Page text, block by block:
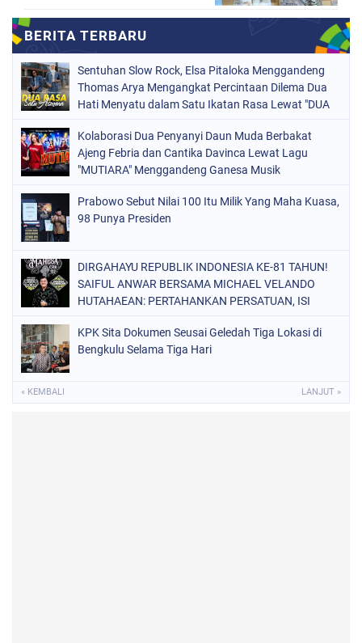
Sentuhan Slow Rock, Elsa Pitaloka Menggandeng
Thomas Arya Mengangkat Percintaan Dilema Dua
Hati Menyatu dalam Satu Ikatan Rasa Lewat "DUA
Kolaborasi Dua Penyanyi Daun Muda Berbakat
Ajeng Febria dan Cantika Davinca Lewat Lagu
"MUTIARA" Menggandeng Ganesa Musik
Prabowo Sebut Nilai 100 Itu Milik Yang Maha Kuasa,
98 Punya Presiden
DIRGAHAYU REPUBLIK INDONESIA KE-81 TAHUN!
SAIFUL ANWAR BERSAMA MICHAEL VELANDO
HUTAHAEAN: PERTAHANKAN PERSATUAN, ISI
PENGABDIAN TULUS DEMI KEJAYAAN BANGSA!
KPK Sita Dokumen Seusai Geledah Tiga Lokasi di
Bengkulu Selama Tiga Hari
« KEMBALI LANJUT »